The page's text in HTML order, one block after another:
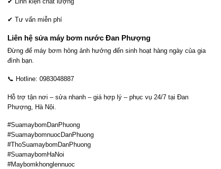
✔ Tư vấn miễn phí
Liên hệ sửa máy bơm nước Đan Phượng
Đừng để máy bơm hỏng ảnh hưởng đến sinh hoạt hàng ngày của gia
đình bạn.
📞 Hotline: 0983048887
Hỗ trợ tận nơi – sửa nhanh – giá hợp lý – phục vụ 24/7 tại Đan
Phượng, Hà Nội.
#SuamaybomDanPhuong
#SuamaybomnuocDanPhuong
#ThoSuamaybomDanPhuong
#SuamaybomHaNoi
#Maybomkhonglennuoc